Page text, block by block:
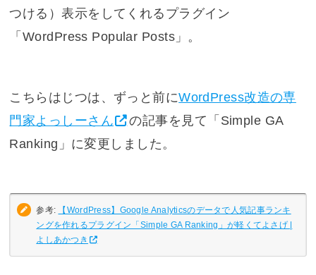
つける）表示をしてくれるプラグイン
「WordPress Popular Posts」。
こちらはじつは、ずっと前にWordPress改造の専
門家よっしーさん
の記事を見て「Simple GA
Ranking」に変更しました。
参考:
【WordPress】Google Analyticsのデータで人気記事ランキ
ングを作れるプラグイン「Simple GA Ranking」が軽くてよさげ |
よしあかつき